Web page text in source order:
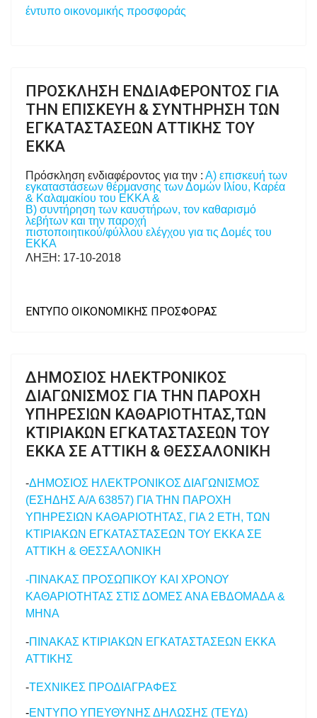
έντυπο οικονομικής προσφοράς
ΠΡΟΣΚΛΗΣΗ ΕΝΔΙΑΦΕΡΟΝΤΟΣ ΓΙΑ
ΤΗΝ ΕΠΙΣΚΕΥΗ & ΣΥΝΤΗΡΗΣΗ ΤΩΝ
ΕΓΚΑΤΑΣΤΑΣΕΩΝ ΑΤΤΙΚΗΣ ΤΟΥ
ΕΚΚΑ
Πρόσκληση ενδιαφέροντος για την : Α) επισκευή των
εγκαταστάσεων θέρμανσης των Δομών Ιλίου, Καρέα
& Καλαμακίου του ΕΚΚΑ &
Β) συντήρηση των καυστήρων, τον καθαρισμό
λεβήτων και την παροχή
πιστοποιητικού/φύλλου ελέγχου για τις Δομές του
ΕΚΚΑ
ΛΗΞΗ: 17-10-2018
ΕΝΤΥΠΟ ΟΙΚΟΝΟΜΙΚΗΣ ΠΡΟΣΦΟΡΑΣ
ΔΗΜΟΣΙΟΣ ΗΛΕΚΤΡΟΝΙΚΟΣ
ΔΙΑΓΩΝΙΣΜΟΣ ΓΙΑ ΤΗΝ ΠΑΡΟΧΗ
ΥΠΗΡΕΣΙΩΝ ΚΑΘΑΡΙΟΤΗΤΑΣ,ΤΩΝ
ΚΤΙΡΙΑΚΩΝ ΕΓΚΑΤΑΣΤΑΣΕΩΝ ΤΟΥ
ΕΚΚΑ ΣΕ ΑΤΤΙΚΗ & ΘΕΣΣΑΛΟΝΙΚΗ
-ΔΗΜΟΣΙΟΣ ΗΛΕΚΤΡΟΝΙΚΟΣ ΔΙΑΓΩΝΙΣΜΟΣ
(ΕΣΗΔΗΣ Α/Α 63857) ΓΙΑ ΤΗΝ ΠΑΡΟΧΗ
ΥΠΗΡΕΣΙΩΝ ΚΑΘΑΡΙΟΤΗΤΑΣ, ΓΙΑ 2 ΕΤΗ, ΤΩΝ
ΚΤΙΡΙΑΚΩΝ ΕΓΚΑΤΑΣΤΑΣΕΩΝ ΤΟΥ ΕΚΚΑ ΣΕ
ΑΤΤΙΚΗ & ΘΕΣΣΑΛΟΝΙΚΗ
-ΠΙΝΑΚΑΣ ΠΡΟΣΩΠΙΚΟΥ ΚΑΙ ΧΡΟΝΟΥ
ΚΑΘΑΡΙΟΤΗΤΑΣ ΣΤΙΣ ΔΟΜΕΣ ΑΝΑ ΕΒΔΟΜΑΔΑ &
ΜΗΝΑ
-ΠΙΝΑΚΑΣ ΚΤΙΡΙΑΚΩΝ ΕΓΚΑΤΑΣΤΑΣΕΩΝ ΕΚΚΑ
ΑΤΤΙΚΗΣ
-ΤΕΧΝΙΚΕΣ ΠΡΟΔΙΑΓΡΑΦΕΣ
-ΕΝΤΥΠΟ ΥΠΕΥΘΥΝΗΣ ΔΗΛΩΣΗΣ (TEΥΔ)